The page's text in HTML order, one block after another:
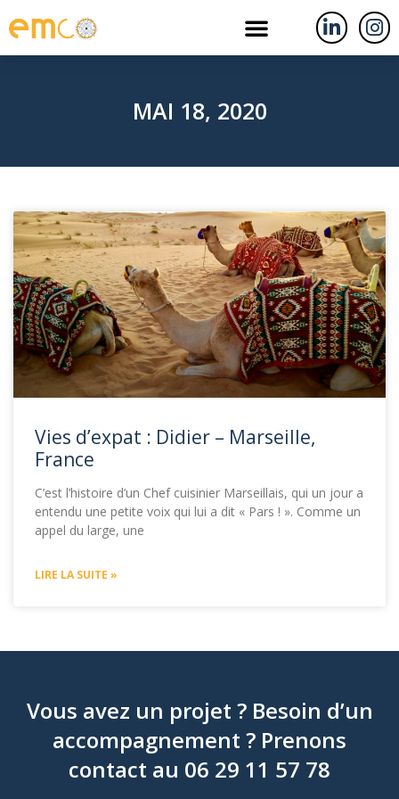
MAI 18, 2020
Vies d’expat : Didier – Marseille,
France
C’est l’histoire d’un Chef cuisinier Marseillais, qui un jour a
entendu une petite voix qui lui a dit « Pars ! ». Comme un
appel du large, une
LIRE LA SUITE »
Vous avez un projet ? Besoin d’un
accompagnement ? Prenons
contact au 06 29 11 57 78